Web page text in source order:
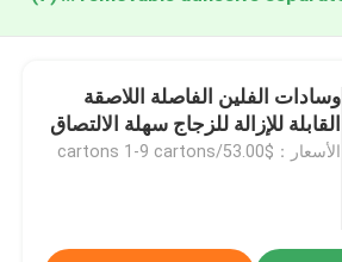
وسادات الفلين الفاصلة اللاصقة
القابلة للإزالة للزجاج سهلة الالتصاق
الأسعار：$53.00/cartons 1-9 cartons